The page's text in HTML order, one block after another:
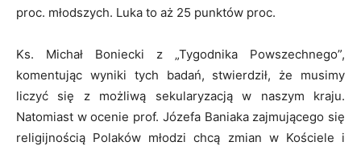
proc. młodszych. Luka to aż 25 punktów proc.
Ks. Michał Boniecki z „Tygodnika Powszechnego”,
komentując wyniki tych badań, stwierdził, że musimy
liczyć się z możliwą sekularyzacją w naszym kraju.
Natomiast w ocenie prof. Józefa Baniaka zajmującego się
religijnością Polaków młodzi chcą zmian w Kościele i